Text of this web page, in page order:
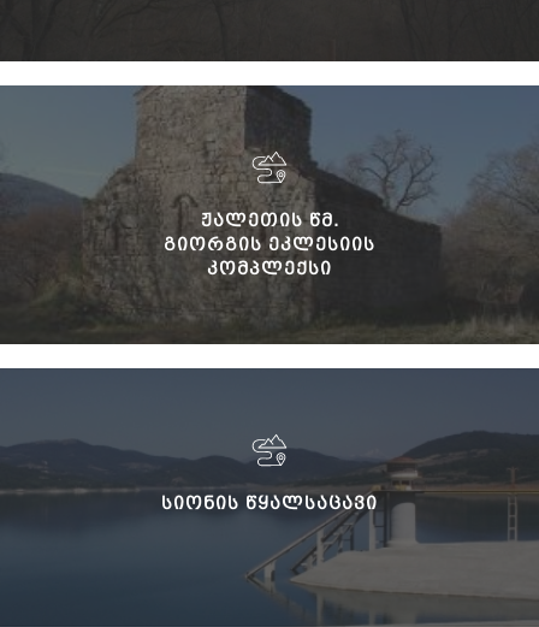
ᲟᲐᲚᲔᲗᲘᲡ ᲬᲛ.
ᲒᲘᲝᲠᲒᲘᲡ ᲔᲙᲚᲔᲡᲘᲘᲡ
ᲙᲝᲛᲞᲚᲔᲥᲡᲘ
ᲡᲘᲝᲜᲘᲡ ᲬᲧᲐᲚᲡᲐᲪᲐᲕᲘ